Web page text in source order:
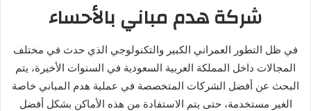
شركة هدم مباني بالأحساء
في ظل التطور العمراني الكبير والتكنولوجي الذي حدث في مختلف
المجالات داخل المملكة العربية السعودية في السنوات الأخيرة، يتم
البحث عن أفضل الشركات المتخصصة في عملية هدم المباني خاصة
الغير مستخدمة، حتى يتم الاستفادة من هذه الأماكن بشكل أفضل